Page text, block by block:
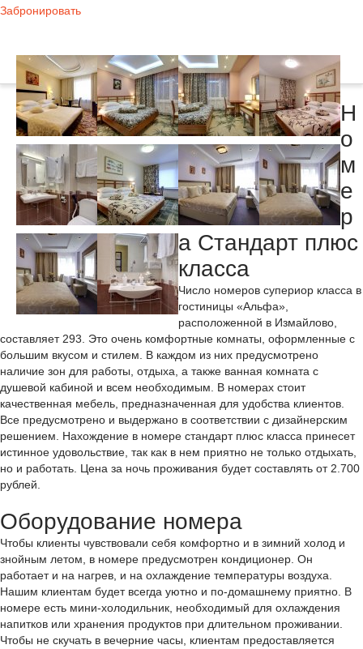
Забронировать
Н
о
м
е
р
а Стандарт плюс
класса
Число номеров супериор класса в
гостиницы «Aльфa»,
расположенной в Измaйлoвo,
составляет 293. Это очень комфортные комнаты, оформленные с
большим вкусом и стилем. В каждом из них предусмотрено
наличие зон для работы, отдыха, а также ванная комната с
душевой кабиной и всем необходимым. В номерах стоит
качественная мебель, предназначенная для удобства клиентов.
Все предусмотрено и выдержано в соответствии с дизайнерским
решением. Нахождение в номере стандарт плюс класса принесет
истинное удовольствие, так как в нем приятно не только отдыхать,
но и работать. Цена за ночь проживания будет составлять от 2.700
рублей.
Оборудование номера
Чтобы клиенты чувствовали себя комфортно и в зимний холод и
знойным летом, в номере предусмотрен кондиционер. Он
работает и на нагрев, и на охлаждение температуры воздуха.
Нашим клиентам будет всегда уютно и по-домашнему приятно. В
номере есть мини-холодильник, необходимый для охлаждения
напитков или хранения продуктов при длительном проживании.
Чтобы не скучать в вечерние часы, клиентам предоставляется